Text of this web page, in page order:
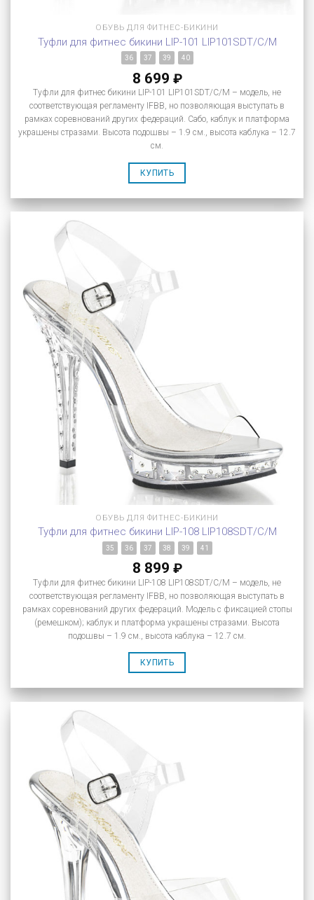
ОБУВЬ ДЛЯ ФИТНЕС-БИКИНИ
Туфли для фитнес бикини LIP-101 LIP101SDT/C/M
36 37 39 40
8 699 ₽
Туфли для фитнес бикини LIP-101 LIP101SDT/C/M – модель, не
соответствующая регламенту IFBB, но позволяющая выступать в
рамках соревнований других федераций. Сабо, каблук и платформа
украшены стразами. Высота подошвы – 1.9 см., высота каблука – 12.7
см.
КУПИТЬ
ОБУВЬ ДЛЯ ФИТНЕС-БИКИНИ
Туфли для фитнес бикини LIP-108 LIP108SDT/C/M
35 36 37 38 39 41
8 899 ₽
Туфли для фитнес бикини LIP-108 LIP108SDT/C/M – модель, не
соответствующая регламенту IFBB, но позволяющая выступать в
рамках соревнований других федераций. Модель с фиксацией стопы
(ремешком); каблук и платформа украшены стразами. Высота
подошвы – 1.9 см., высота каблука – 12.7 см.
КУПИТЬ